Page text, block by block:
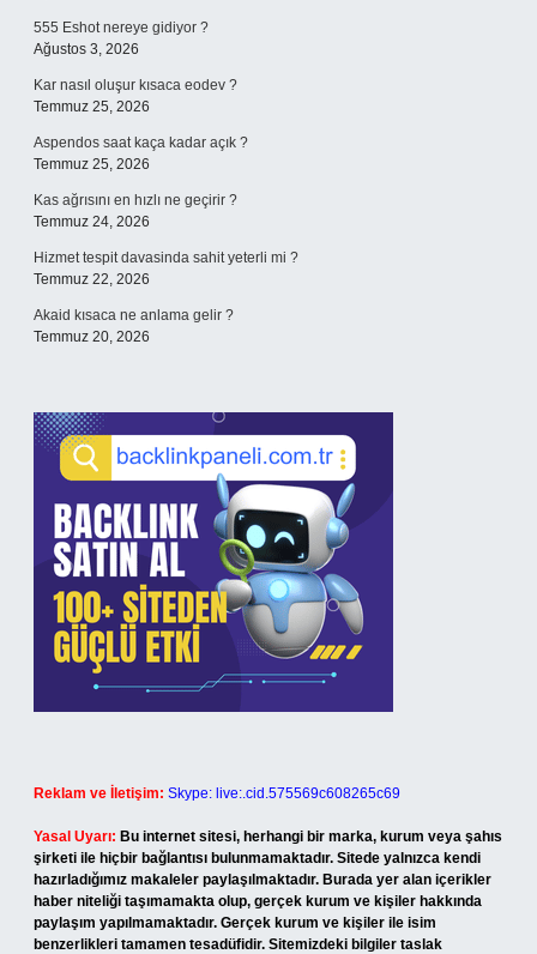
555 Eshot nereye gidiyor ?
Ağustos 3, 2026
Kar nasıl oluşur kısaca eodev ?
Temmuz 25, 2026
Aspendos saat kaça kadar açık ?
Temmuz 25, 2026
Kas ağrısını en hızlı ne geçirir ?
Temmuz 24, 2026
Hizmet tespit davasinda sahit yeterli mi ?
Temmuz 22, 2026
Akaid kısaca ne anlama gelir ?
Temmuz 20, 2026
Reklam ve İletişim: Skype: live:.cid.575569c608265c69
Yasal Uyarı: Bu internet sitesi, herhangi bir marka, kurum veya şahıs
şirketi ile hiçbir bağlantısı bulunmamaktadır. Sitede yalnızca kendi
hazırladığımız makaleler paylaşılmaktadır. Burada yer alan içerikler
haber niteliği taşımamakta olup, gerçek kurum ve kişiler hakkında
paylaşım yapılmamaktadır. Gerçek kurum ve kişiler ile isim
benzerlikleri tamamen tesadüfidir. Sitemizdeki bilgiler taslak